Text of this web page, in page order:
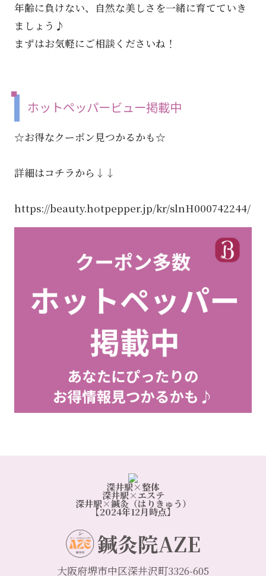
年齢に負けない、自然な美しさを一緒に育てていき
ましょう♪
まずはお気軽にご相談くださいね！
ホットペッパービュー掲載中
☆お得なクーポン見つかるかも☆
詳細はコチラから↓↓
https://beauty.hotpepper.jp/kr/slnH000742244/
深井駅×整体
深井駅×エステ
深井駅×鍼灸（はりきゅう）
【2024年12月時点】
鍼灸院AZE
大阪府堺市中区深井沢町3326-605